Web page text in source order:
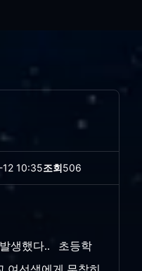
10:35조회506
생했다.. 초등학